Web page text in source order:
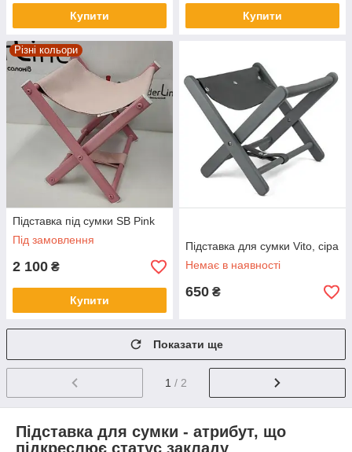
Купити Купити
Різні кольори
Підставка під сумки SB Pink
Під замовлення
2 100 ₴
Купити
Підставка для сумки Vito, сіра
Немає в наявності
650 ₴
Показати ще
1 / 2
Підставка для сумки - атрибут, що
підкреслює статус закладу